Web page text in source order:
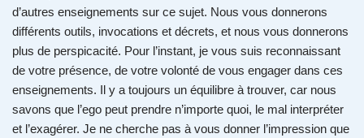
d’autres enseignements sur ce sujet. Nous vous donnerons
différents outils, invocations et décrets, et nous vous donnerons
plus de perspicacité. Pour l’instant, je vous suis reconnaissant
de votre présence, de votre volonté de vous engager dans ces
enseignements. Il y a toujours un équilibre à trouver, car nous
savons que l’ego peut prendre n’importe quoi, le mal interpréter
et l’exagérer. Je ne cherche pas à vous donner l’impression que